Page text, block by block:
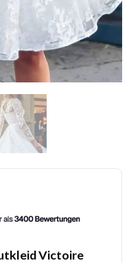
Victoire